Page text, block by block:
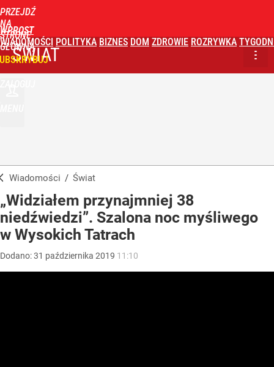
PRZEJDŹ
NA
STRONĘ
GŁÓWNĄ
WPROST
WIADOMOŚCI POLITYKA BIZNES DOM ZDROWIE ROZRYWKA
ŚWIAT
Wiadomości / Świat
„Widziałem przynajmniej 38
niedźwiedzi”. Szalona noc myśliwego
w Wysokich Tatrach
Dodano:31 października 2019 11:10